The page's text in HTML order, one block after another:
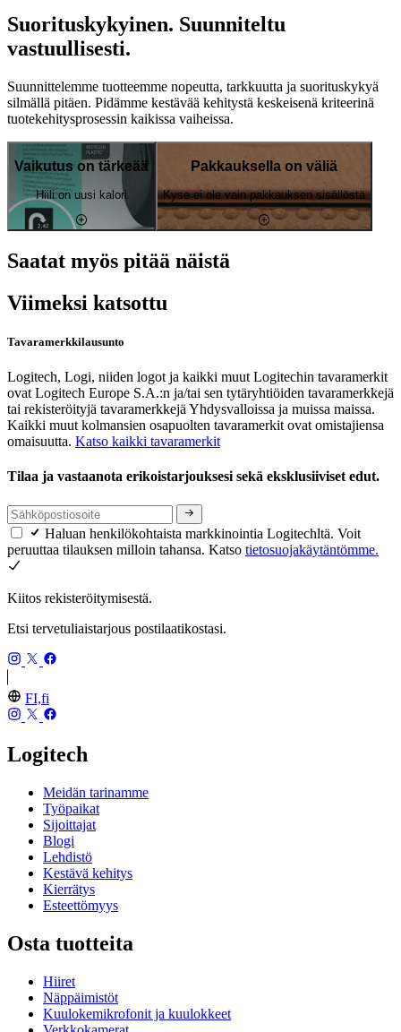
Suorituskykyinen. Suunniteltu
vastuullisesti.
Suunnittelemme tuotteemme nopeutta, tarkkuutta ja suorituskykyä
silmällä pitäen. Pidämme kestävää kehitystä keskeisenä kriteerinä
tuotekehitysprosessin kaikissa vaiheissa.
Vaikutus on tärkeää
Hiili on uusi kalori
Pakkauksella on väliä
Kyse ei ole vain pakkauksen sisällöstä
Saatat myös pitää näistä
Viimeksi katsottu
Tavaramerkkilausunto
Logitech, Logi, niiden logot ja kaikki muut Logitechin tavaramerkit
ovat Logitech Europe S.A.:n ja/tai sen tytäryhtiöiden tavaramerkkejä
tai rekisteröityjä tavaramerkkejä Yhdysvalloissa ja muissa maissa.
Kaikki muut kolmansien osapuolten tavaramerkit ovat omistajiensa
omaisuutta. Katso kaikki tavaramerkit
Tilaa ja vastaanota erikoistarjouksesi sekä eksklusiiviset edut.
Haluan henkilökohtaista markkinointia Logitechltä. Voit
peruuttaa tilauksen milloin tahansa. Katso tietosuojakäytäntömme.
Kiitos rekisteröitymisestä.
Etsi tervetuliaistarjous postilaatikostasi.
FI,fi
Logitech
Meidän tarinamme
Työpaikat
Sijoittajat
Blogi
Lehdistö
Kestävä kehitys
Kierrätys
Esteettömyys
Osta tuotteita
Hiiret
Näppäimistöt
Kuulokemikrofonit ja kuulokkeet